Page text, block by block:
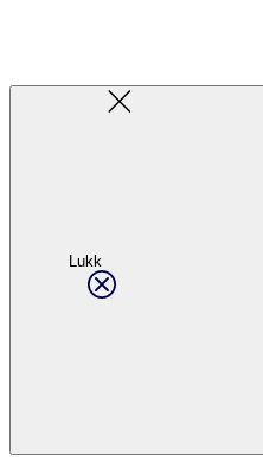
Lukk